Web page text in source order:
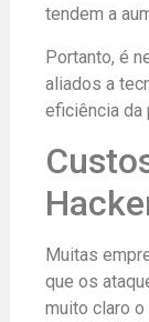
tendem a
Portanto, é
aliados a
eficiência da
Muitas
que os
muito claro o